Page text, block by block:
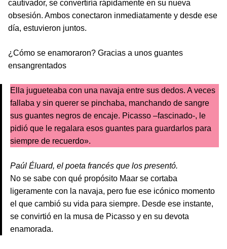
cautivador, se convertiría rápidamente en su nueva
obsesión. Ambos conectaron inmediatamente y desde ese
día, estuvieron juntos.
¿Cómo se enamoraron? Gracias a unos guantes
ensangrentados
Ella jugueteaba con una navaja entre sus dedos. A veces
fallaba y sin querer se pinchaba, manchando de sangre
sus guantes negros de encaje. Picasso –fascinado-, le
pidió que le regalara esos guantes para guardarlos para
siempre de recuerdo».
Paúl Éluard, el poeta francés que los presentó.
No se sabe con qué propósito Maar se cortaba
ligeramente con la navaja, pero fue ese icónico momento
el que cambió su vida para siempre. Desde ese instante,
se convirtió en la musa de Picasso y en su devota
enamorada.